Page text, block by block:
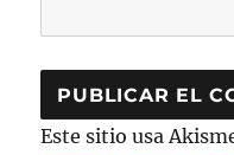
Este sitio usa